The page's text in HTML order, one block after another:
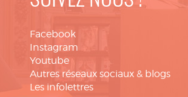
Facebook
Instagram
Youtube
Autres réseaux sociaux & blogs
Les infolettres